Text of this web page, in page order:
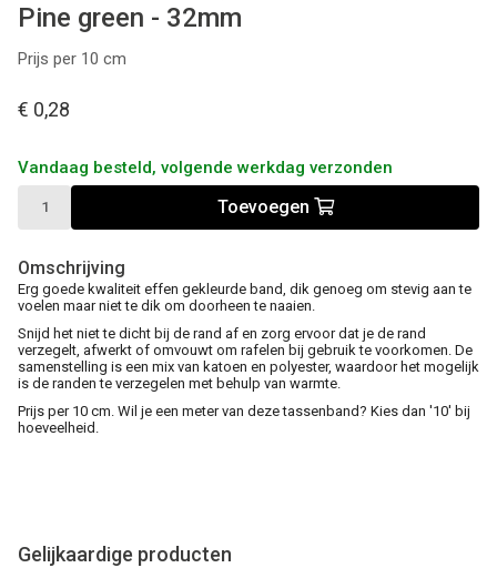
Pine green - 32mm
Prijs per 10 cm
€ 0,28
Vandaag besteld, volgende werkdag verzonden
Toevoegen
Omschrijving
Erg goede kwaliteit effen gekleurde band, dik genoeg om stevig aan te
voelen maar niet te dik om doorheen te naaien.
Snijd het niet te dicht bij de rand af en zorg ervoor dat je de rand
verzegelt, afwerkt of omvouwt om rafelen bij gebruik te voorkomen. De
samenstelling is een mix van katoen en polyester, waardoor het mogelijk
is de randen te verzegelen met behulp van warmte.
Prijs per 10 cm. Wil je een meter van deze tassenband? Kies dan '10' bij
hoeveelheid.
Gelijkaardige producten